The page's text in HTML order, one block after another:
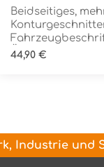
Beidseitiges,
Regulärer Preis:
44,90 €
Industrie und